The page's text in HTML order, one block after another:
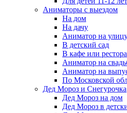
Аниматоры с выездом
На дом
На дачу
Аниматор на
В детский сад
В кафе или
Аниматор на
Аниматор на
По Московской
Дед Мороз и Снегурочка
Дед Мороз на дом
Дед Мороз в